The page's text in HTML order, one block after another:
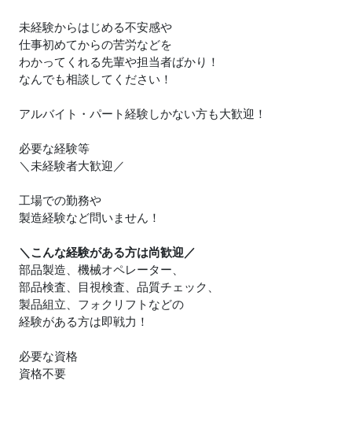
未経験からはじめる不安感や
仕事初めてからの苦労などを
わかってくれる先輩や担当者ばかり！
なんでも相談してください！
アルバイト・パート経験しかない方も大歓迎！
必要な経験等
＼未経験者大歓迎／
工場での勤務や
製造経験など問いません！
＼こんな経験がある方は尚歓迎／
部品製造、機械オペレーター、
部品検査、目視検査、品質チェック、
製品組立、フォクリフトなどの
経験がある方は即戦力！
必要な資格
資格不要